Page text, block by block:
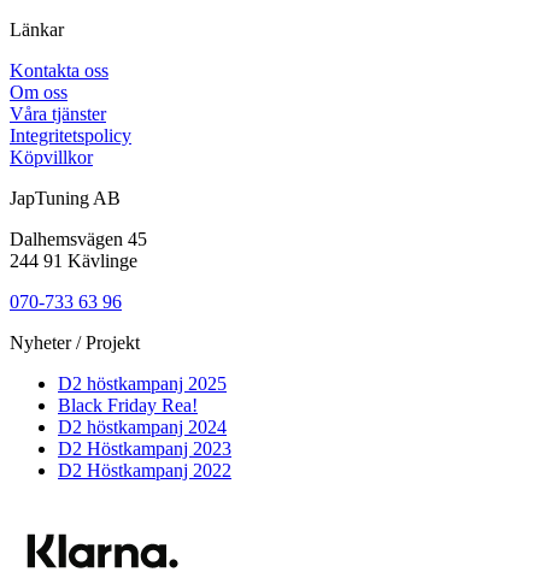
Länkar
Kontakta oss
Om oss
Våra tjänster
Integritetspolicy
Köpvillkor
JapTuning AB
Dalhemsvägen 45
244 91 Kävlinge
070-733 63 96
Nyheter / Projekt
D2 höstkampanj 2025
Black Friday Rea!
D2 höstkampanj 2024
D2 Höstkampanj 2023
D2 Höstkampanj 2022